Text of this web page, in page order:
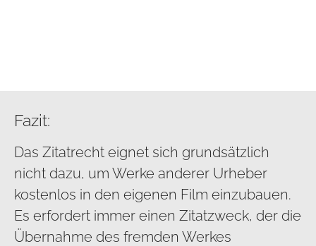
Fazit:
Das Zitatrecht eignet sich grundsätzlich
nicht dazu, um Werke anderer Urheber
kostenlos in den eigenen Film einzubauen.
Es erfordert immer einen Zitatzweck, der die
Übernahme des fremden Werkes